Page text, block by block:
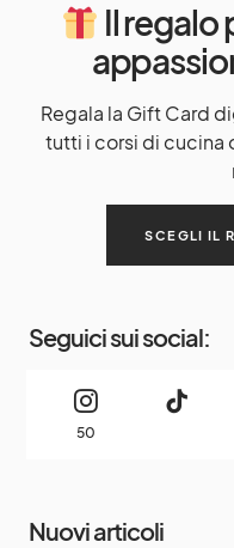
Il regalo
Regala la Gift Card
tutti i corsi di cucina
SCEGLI IL
Seguici sui social:
50
Nuovi articoli